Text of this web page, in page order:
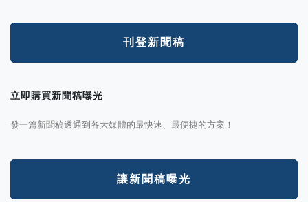
刊登新聞稿
立即購買新聞稿曝光
發一篇新聞稿透通到各大媒體的最快速、最便捷的方案！
讓新聞稿曝光